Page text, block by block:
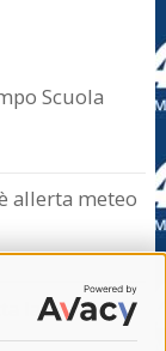
Scuola
allerta meteo
la linea Eav